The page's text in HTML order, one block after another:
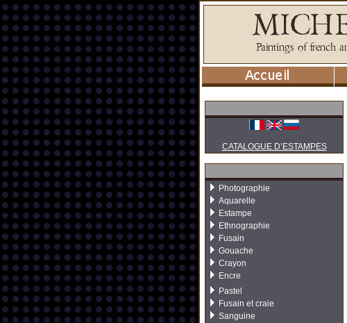
CATALOGUE D’ESTAMPES
Photographie
Aquarelle
Estampe
Ethnographie
Fusain
Gouache
Crayon
Encre
Pastel
Fusain et craie
Sanguine